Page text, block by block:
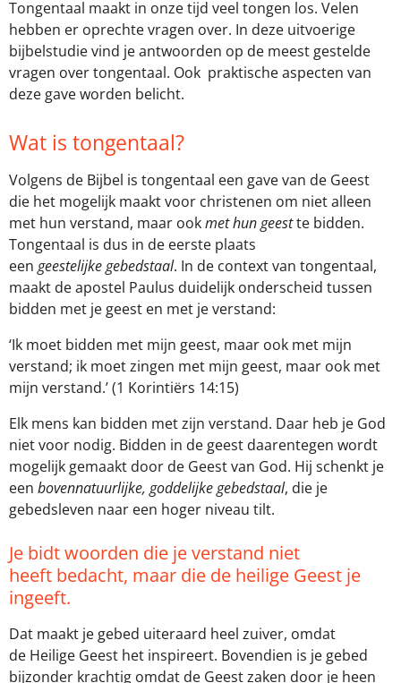
Tongentaal maakt in onze tijd veel tongen los. Velen
hebben er oprechte vragen over. In deze uitvoerige
bijbelstudie vind je antwoorden op de meest gestelde
vragen over tongentaal. Ook praktische aspecten van
deze gave worden belicht.
Wat is tongentaal?
Volgens de Bijbel is tongentaal een gave van de Geest
die het mogelijk maakt voor christenen om niet alleen
met hun verstand, maar ookmet hun geestte bidden.
Tongentaal is dus in de eerste plaats
een geestelijkegebedstaal. In de context van tongentaal,
maakt de apostel Paulus duidelijk onderscheid tussen
bidden met je geest en met je verstand:
‘Ik moet bidden met mijn geest, maar ook met mijn
verstand; ik moet zingen met mijn geest, maar ook met
mijn verstand.’ (1 Korintiërs 14:15)
Elk mens kan bidden met zijn verstand. Daar heb je God
niet voor nodig. Bidden in de geest daarentegen wordt
mogelijk gemaakt door de Geest van God. Hij schenkt je
een bovennatuurlijke, goddelijke gebedstaal, die je
gebedsleven naar een hoger niveau tilt.
Je bidt woorden die je verstand niet
heeft bedacht, maar die de heilige Geest je
ingeeft.
Dat maakt je gebed uiteraard heel zuiver, omdat
de Heilige Geest het inspireert. Bovendien is je gebed
bijzonder krachtig omdat de Geest zaken door je heen